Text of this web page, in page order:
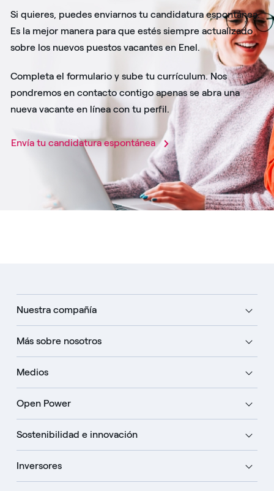
Si quieres, puedes enviarnos tu candidatura espontánea.
Es la mejor manera para que estés siempre actualizado
sobre los nuevos puestos vacantes en Enel.
Completa el formulario y sube tu currículum. Nos
pondremos en contacto contigo apenas se abra una
nueva vacante en línea con tu perfil.
Envía tu candidatura espontánea
Nuestra compañía
Más sobre nosotros
Medios
Open Power
Sostenibilidad e innovación
Inversores